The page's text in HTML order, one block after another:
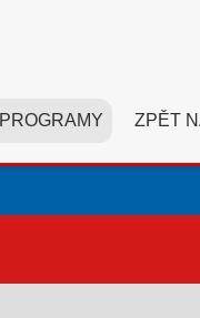
PROGRAMY ZPĚT